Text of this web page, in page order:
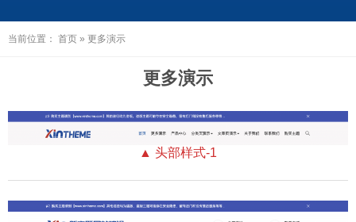
当前位置： 首页 » 更多演示
更多演示
▲ 头部样式-1